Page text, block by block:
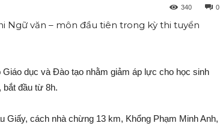
0
340
Ngữ văn – môn đầu tiên trong kỳ thi tuyển
dục và Đào tạo nhằm giảm áp lực cho học sinh
bắt đầu từ 8h.
cách nhà chừng 13 km, Khổng Phạm Minh Anh,